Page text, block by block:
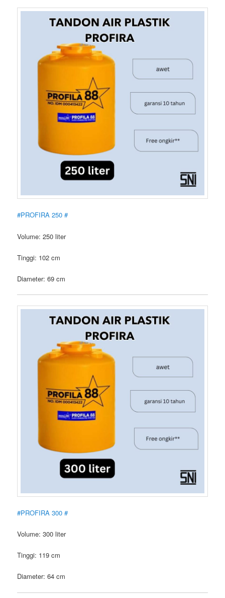
#PROFIRA 250 #
Volume: 250 liter
Tinggi: 102 cm
Diameter: 69 cm
#PROFIRA 300 #
Volume: 300 liter
Tinggi: 119 cm
Diameter: 64 cm